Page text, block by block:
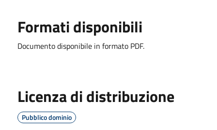
Formati disponibili
Documento disponibile in formato PDF.
Licenza di distribuzione
Pubblico dominio